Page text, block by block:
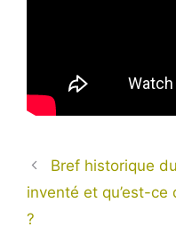
Bref historique
inventé et qu’est-
?